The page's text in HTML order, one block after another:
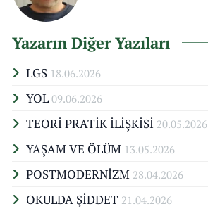
Yazarın Diğer Yazıları
LGS 18.06.2026
YOL 09.06.2026
TEORİ PRATİK İLİŞKİSİ 20.05.2026
YAŞAM VE ÖLÜM 13.05.2026
POSTMODERNİZM 28.04.2026
OKULDA ŞİDDET 21.04.2026